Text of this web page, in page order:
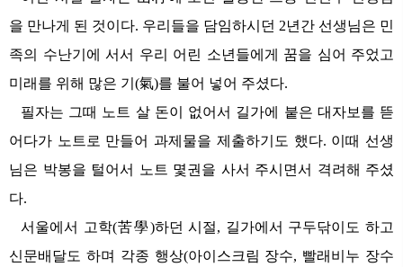
을 만나게 된 것이다. 우리들을 담임하시던 2년간 선생님은 민
족의 수난기에 서서 우리 어린 소년들에게 꿈을 심어 주었고
미래를 위해 많은 기(氣)를 불어 넣어 주셨다.
필자는 그때 노트 살 돈이 없어서 길가에 붙은 대자보를 뜯
어다가 노트로 만들어 과제물을 제출하기도 했다. 이때 선생
님은 박봉을 털어서 노트 몇권을 사서 주시면서 격려해 주셨
다.
서울에서 고학(苦學)하던 시절, 길가에서 구두닦이도 하고
신문배달도 하며 각종 행상(아이스크림 장수, 빨래비누 장수